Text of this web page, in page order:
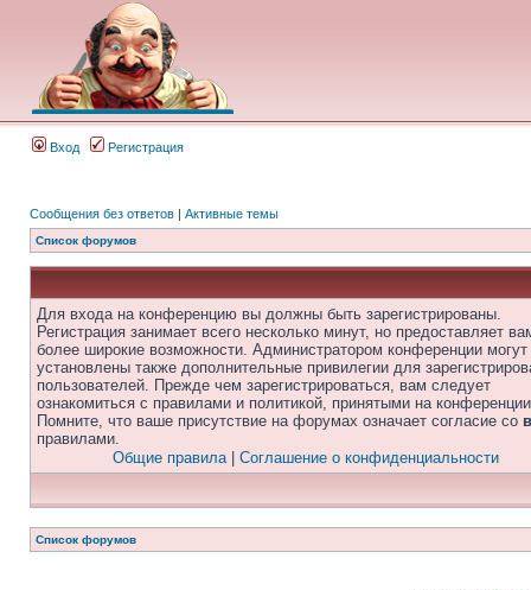
Вход Регистрация
Сообщения без ответов | Активные темы
Список форумов
Для входа на конференцию вы должны быть зарегистрированы.
Регистрация занимает всего несколько минут, но предоставляет
более широкие возможности. Администратором конференции
установлены также дополнительные привилегии для
пользователей. Прежде чем зарегистрироваться, вам следует
ознакомиться с правилами и политикой, принятыми на
Помните, что ваше присутствие на форумах означает согласие со
правилами.
Общие правила| Соглашение о конфиденциальности
Список форумов